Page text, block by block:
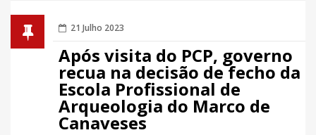
21 Julho 2023
Após visita do PCP, governo
recua na decisão de fecho da
Escola Profissional de
Arqueologia do Marco de
Canaveses